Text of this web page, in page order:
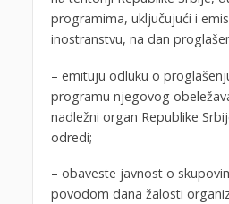
programima, uključujući i
inostranstvu, na dan
– emituju odluku o
programu njegovog
nadležni organ Republike
odredi;
– obaveste javnost o
povodom dana žalosti